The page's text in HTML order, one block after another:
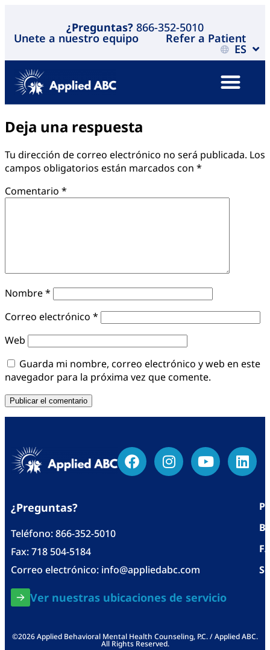
¿Preguntas? 866-352-5010
Unete a nuestro equipo Refer a Patient
ES
Deja una respuesta
Tu dirección de correo electrónico no será publicada. Los
campos obligatorios están marcados con *
Comentario *
Nombre*
Correo electrónico *
Web
Guarda mi nombre, correo electrónico y web en este
navegador para la próxima vez que comente.
¿Preguntas?
Teléfono:866-352-5010
Fax: 718 504-5184
Correo electrónico: info@appliedabc.com
Ver nuestras ubicaciones de servicio
©2026 Applied Behavioral Mental Health Counseling, P.C. / Applied ABC.
All Rights Reserved.